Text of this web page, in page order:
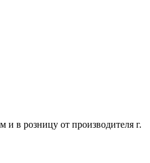
и в розницу от производителя г.